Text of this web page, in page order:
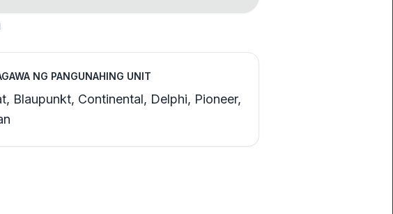
NG PANGUNAHING UNIT
Blaupunkt, Continental, Delphi, Pioneer,